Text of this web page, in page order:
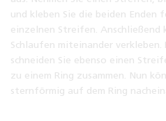
und kleben Sie die beiden Enden
einzelnen Streifen.
Schlaufen miteinander
schneiden Sie ebenso einen
zu einem Ring zusammen. Nun
sternförmig auf dem Ring